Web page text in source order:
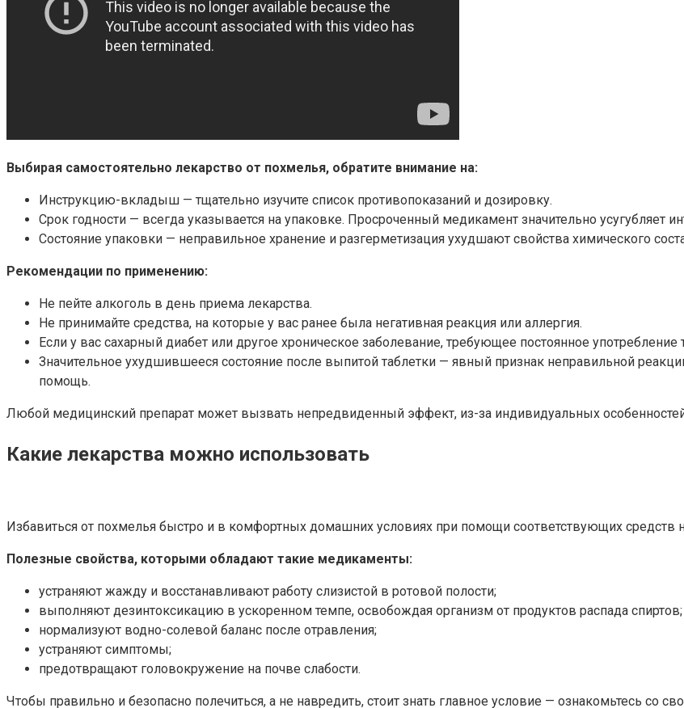
Выбирая самостоятельно лекарство от похмелья, обратите внимание на:
Инструкцию-вкладыш — тщательно изучите список противопоказаний и дозировку.
Срок годности — всегда указывается на упаковке. Просроченный медикамент значительно усугубляет
Состояние упаковки — неправильное хранение и разгерметизация ухудшают свойства химического
Рекомендации по применению:
Не пейте алкоголь в день приема лекарства.
Не принимайте средства, на которые у вас ранее была негативная реакция или аллергия.
Если у вас сахарный диабет или другое хроническое заболевание, требующее постоянное употребление
Значительное ухудшившееся состояние после выпитой таблетки — явный признак неправильной
помощь.
Любой медицинский препарат может вызвать непредвиденный эффект, из-за индивидуальных
Какие лекарства можно использовать
Избавиться от похмелья быстро и в комфортных домашних условиях при помощи соответствующих средств
Полезные свойства, которыми обладают такие медикаменты:
устраняют жажду и восстанавливают работу слизистой в ротовой полости;
выполняют дезинтоксикацию в ускоренном темпе, освобождая организм от продуктов распада спиртов;
нормализуют водно-солевой баланс после отравления;
устраняют симптомы;
предотвращают головокружение на почве слабости.
Чтобы правильно и безопасно полечиться, а не навредить, стоит знать главное условие — ознакомьтесь со